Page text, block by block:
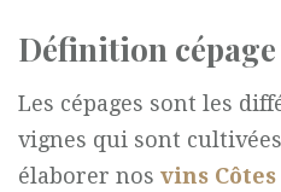
Définition
Les cépages sont les
vignes qui sont
élaborer nos vins